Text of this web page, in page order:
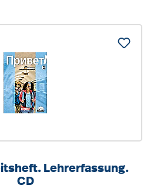
Lehrerfassung.
CD